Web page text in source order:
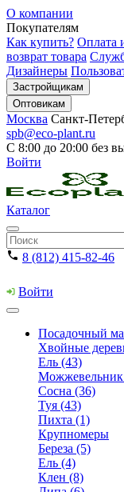
О компании
Покупателям
Как купить? Оплата
возврат товара
Дизайнеры
Застройщикам
Оптовикам
Москва Санкт-
spb@eco-plant.ru
С 8:00 до 20:00 без
Войти
Каталог
8 (812) 415-82-46
Войти
Посадочный
Хвойные
Ель (43)
Можжевельник
Сосна (36)
Туя (43)
Пихта (1)
Крупномеры
Береза (5)
Ель (4)
Клен (8)